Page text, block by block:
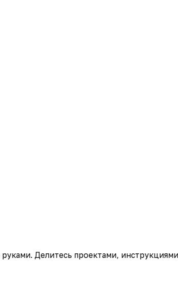
Делитесь проектами,